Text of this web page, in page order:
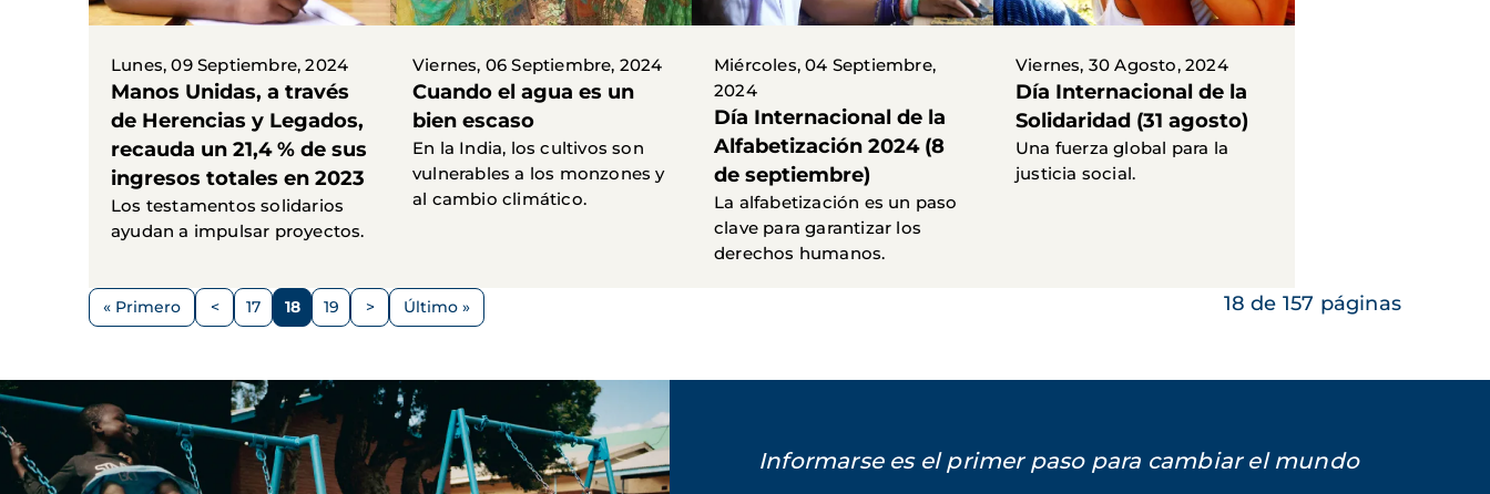
Lunes, 09 Septiembre, 2024
Manos Unidas, a través
de Herencias y Legados,
recauda un 21,4 % de sus
ingresos totales en 2023
Los testamentos solidarios
ayudan a impulsar proyectos.
Viernes, 06 Septiembre, 2024
Cuando el agua es un
bien escaso
En la India, los cultivos son
vulnerables a los monzones y
al cambio climático.
Miércoles, 04 Septiembre,
2024
Día Internacional de la
Alfabetización 2024 (8
de septiembre)
La alfabetización es un paso
clave para garantizar los
derechos humanos.
Viernes, 30 Agosto, 2024
Día Internacional de la
Solidaridad (31 agosto)
Una fuerza global para la
justicia social.
Paginación
Primera
« Primero
Página
< Página
17 Página
18 Página
19
Siguiente
>
Última
Último » 18 de 157 páginas
Informarse es el primer paso para cambiar el mundo